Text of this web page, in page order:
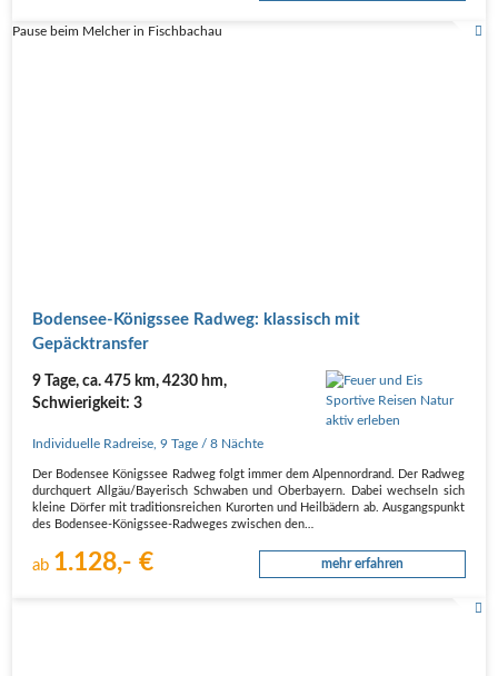
Pause beim Melcher in Fischbachau
Boden­see-Königs­see Rad­weg: klas­sisch mit
Gepäcktransfer
9 Tage, ca. 475 km, 4230 hm,
Schwierigkeit: 3
Individuelle Radreise ,9 Tage / 8 Nächte
Der Boden­see Königs­see Rad­weg folgt immer dem Alpen­nord­rand. Der Rad­weg
durch­quert Allgäu/Bayerisch Schwa­ben und Ober­bay­ern. Dabei wech­seln sich
klei­ne Dör­fer mit tra­di­ti­ons­rei­chen Kur­or­ten und Heil­bä­dern ab. Aus­gangs­punkt
des Boden­see-Königs­see-Rad­we­ges zwi­schen den…
ab 1.128,- € mehr erfahren